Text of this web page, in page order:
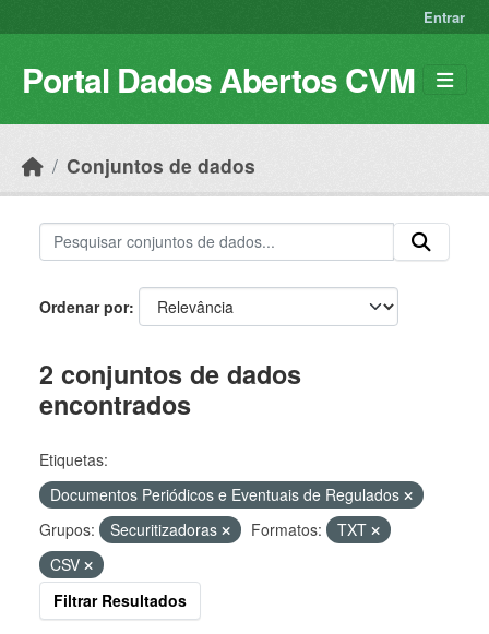
Entrar
Portal Dados Abertos CVM
Conjuntos de dados
Ordenar por
2 conjuntos de dados
encontrados
Etiquetas:
Documentos Periódicos e Eventuais de Regulados
Grupos:
Securitizadoras Formatos:
TXT
CSV
Filtrar Resultados